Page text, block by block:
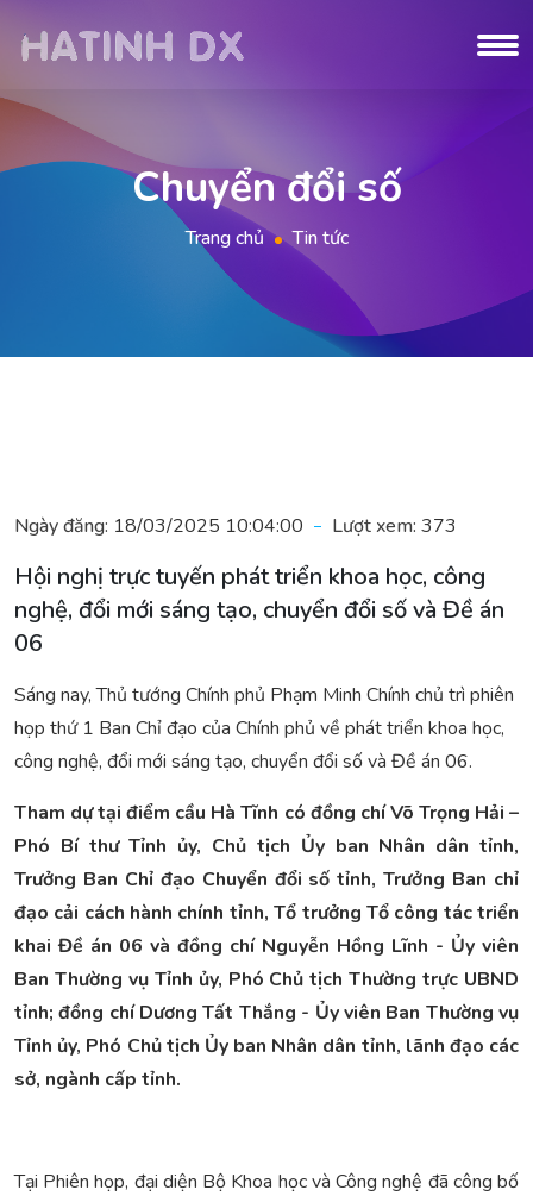
Chuyển đổi số
Trang chủ Tin tức
Ngày đăng: 18/03/2025 10:04:00 Lượt xem: 373
Hội nghị trực tuyến phát triển khoa học, công
nghệ, đổi mới sáng tạo, chuyển đổi số và Đề án
06
Sáng nay, Thủ tướng Chính phủ Phạm Minh Chính chủ trì phiên
họp thứ 1 Ban Chỉ đạo của Chính phủ về phát triển khoa học,
công nghệ, đổi mới sáng tạo, chuyển đổi số và Đề án 06.
Tham dự tại điểm cầu Hà Tĩnh có đồng chí Võ Trọng Hải –
Phó Bí thư Tỉnh ủy, Chủ tịch Ủy ban Nhân dân tỉnh,
Trưởng Ban Chỉ đạo Chuyển đổi số tỉnh, Trưởng Ban chỉ
đạo cải cách hành chính tỉnh, Tổ trưởng Tổ công tác triển
khai Đề án 06 và đồng chí Nguyễn Hồng Lĩnh - Ủy viên
Ban Thường vụ Tỉnh ủy, Phó Chủ tịch Thường trực UBND
tỉnh; đồng chí Dương Tất Thắng - Ủy viên Ban Thường vụ
Tỉnh ủy, Phó Chủ tịch Ủy ban Nhân dân tỉnh, lãnh đạo các
sở, ngành cấp tỉnh.
Tại Phiên họp, đại diện Bộ Khoa học và Công nghệ đã công bố